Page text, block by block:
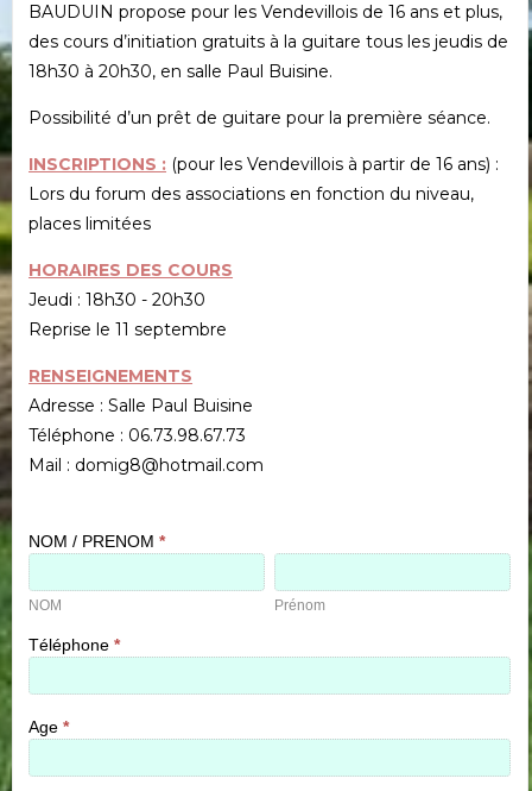
BAUDUIN propose pour les Vendevillois de 16 ans et plus,
des cours d’initiation gratuits à la guitare tous les jeudis de
18h30 à 20h30, en salle Paul Buisine.
Possibilité d’un prêt de guitare pour la première séance.
INSCRIPTIONS : (pour les Vendevillois à partir de 16 ans) :
Lors du forum des associations en fonction du niveau,
places limitées
HORAIRES DES COURS
Jeudi : 18h30 - 20h30
Reprise le 11 septembre
RENSEIGNEMENTS
Adresse : Salle Paul Buisine
Téléphone : 06.73.98.67.73
Mail : domig8@hotmail.com
Initiation
guitare
|
Inscription
NOM / PRENOM*
NOM
NOM
Prénom
Prénom
Téléphone*
Age*